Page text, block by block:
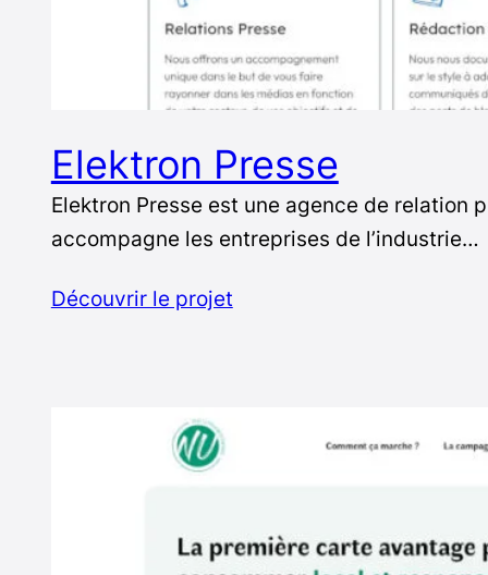
Elektron Presse
Elektron Presse est une agence de relation
accompagne les entreprises de l’industrie…
Découvrir le projet